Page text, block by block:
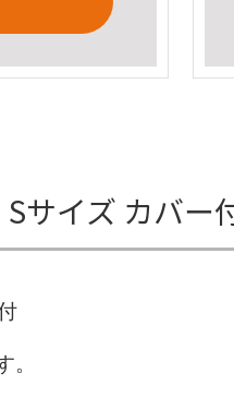
サイズ カバー
。